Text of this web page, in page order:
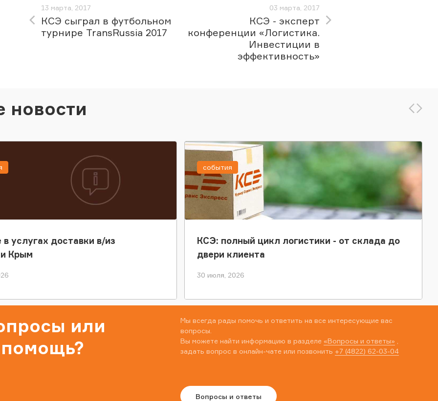
13 марта, 2017
КСЭ сыграл в футбольном
турнире TransRussia 2017
03 марта, 2017
КСЭ - эксперт
конференции «Логистика.
Инвестиции в
эффективность»
новости
услугах доставки в/из
Крым
КСЭ: полный цикл логистики - от склада до
двери клиента
30 июля, 2026
события
или
Мы всегда рады помочь и ответить на все интересующие вас
вопросы.
Вы можете найти информацию в разделе «Вопросы и ответы»
задать вопрос в онлайн-чате или позвонить +7 (4822) 62-03-04
Вопросы и ответы